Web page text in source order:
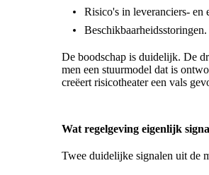
Risico's in leveranciers- en
Beschikbaarheidsstoringen.
De boodschap is duidelijk. De
men een stuurmodel dat is
creëert risicotheater een vals
Wat regelgeving eigenlijk
Twee duidelijke signalen uit de